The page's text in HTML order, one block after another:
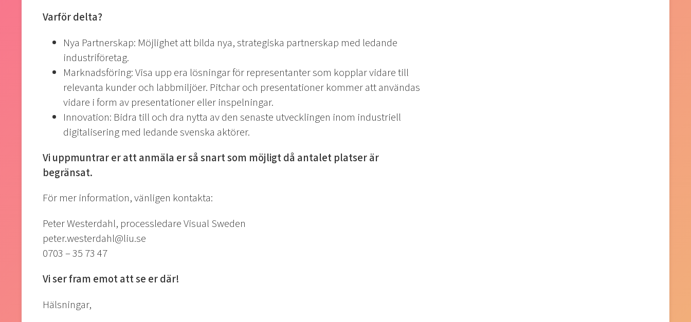
Varför delta?
Nya Partnerskap: Möjlighet att bilda nya, strategiska partnerskap med ledande
industriföretag.
Marknadsföring: Visa upp era lösningar för representanter som kopplar vidare till
relevanta kunder och labbmiljöer. Pitchar och presentationer kommer att användas
vidare i form av presentationer eller inspelningar.
Innovation: Bidra till och dra nytta av den senaste utvecklingen inom industriell
digitalisering med ledande svenska aktörer.
Vi uppmuntrar er att anmäla er så snart som möjligt då antalet platser är
begränsat.
För mer information, vänligen kontakta:
Peter Westerdahl, processledare Visual Sweden
peter.westerdahl@liu.se
0703 – 35 73 47
Vi ser fram emot att se er där!
Hälsningar,